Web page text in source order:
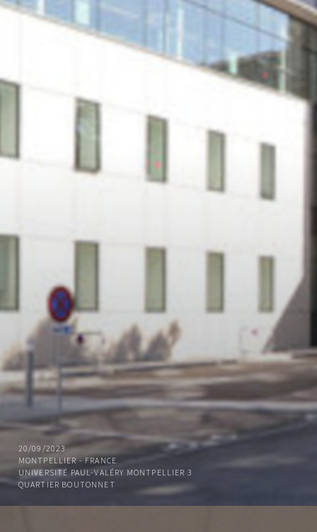
20/09/2023
MONTPELLIER - FRANCE
UNIVERSITÉ PAUL-VALÉRY MONTPELLIER 3
QUARTIER BOUTONNET